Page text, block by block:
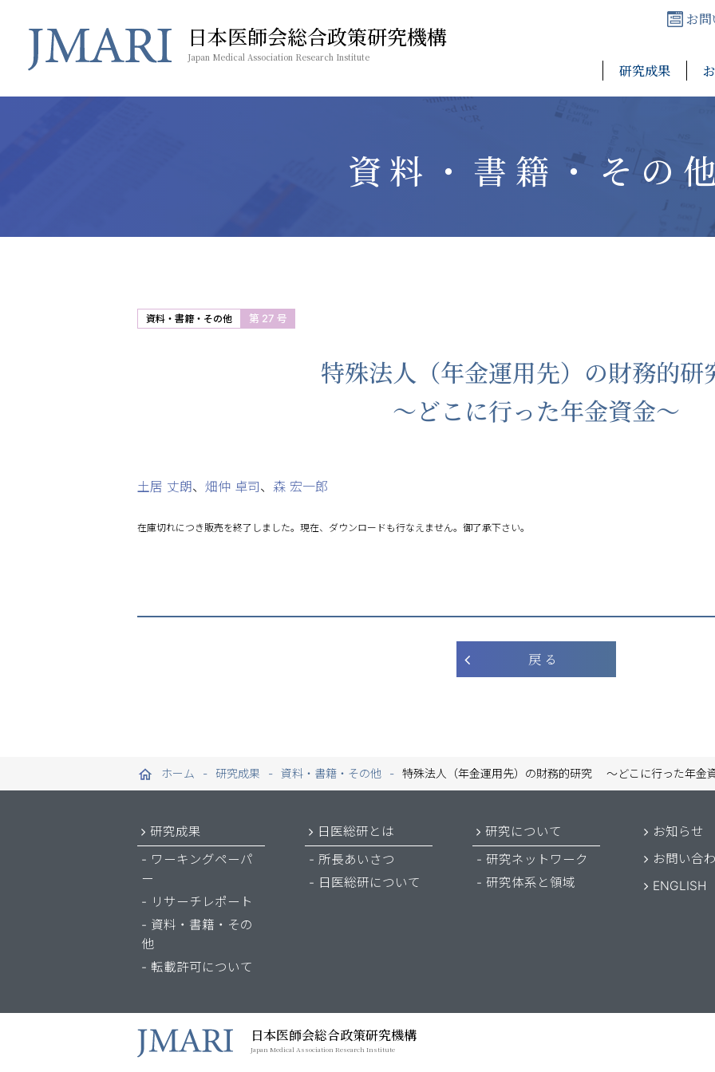
日本医師会総合政策研究機構
Japan Medical Association Research Institute
お
研究成果
資料・書籍・その
資料・書籍・その他 第 27 号
特殊法人（年金運用先）の財務的
〜どこに行った年金資金〜
土居 丈朗、 畑仲 卓司、 森 宏一郎
在庫切れにつき販売を終了しました。現在、ダウンロードも行なえません。御了承下さい。
戻 る
ホーム 研究成果 資料・書籍・その他 特殊法人（年金運用先）の財務的研究 〜どこに行った年金
研究成果
ワーキングペーパ
ー
リサーチレポート
資料・書籍・その
他
転載許可について
日医総研とは
所長あいさつ
日医総研について
研究について
研究ネットワーク
研究体系と領域
お知らせ
お問い合
ENGLISH
日本医師会総合政策研究機構
Japan Medical Association Research Institute